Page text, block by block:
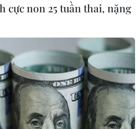
cực non 25 tuần thai, nặng